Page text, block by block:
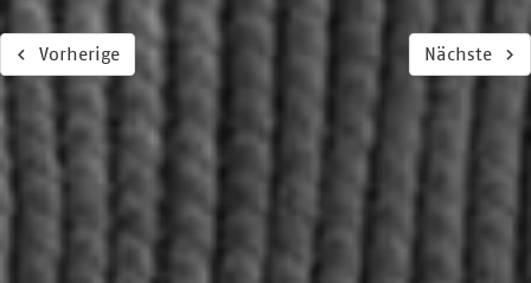
Vorherige Nächste